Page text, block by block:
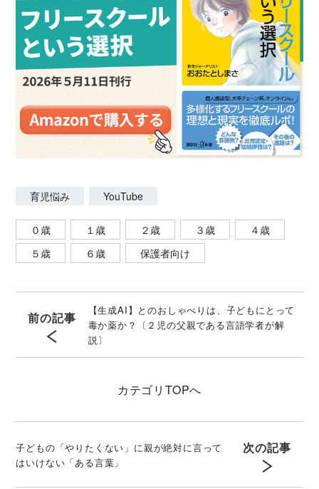
育児悩み YouTube
０歳 １歳 ２歳 ３歳
４歳
５歳
６歳 保護者向け
前の記事
【生成AI】とのおしゃべりは、子どもにとって
毒か薬か？〔２児の父親である言語学者が解
説〕
カテゴリ TOPへ
子どもの「やりたくない」に親が絶対に言って
はいけない「ある言葉」
次の記事